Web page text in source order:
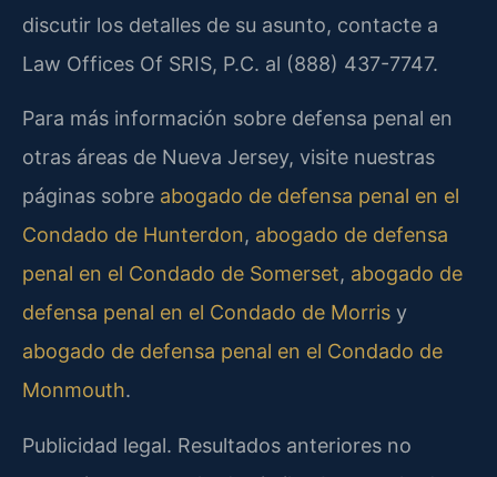
discutir los detalles de su asunto, contacte a
Law Offices Of SRIS, P.C. al (888) 437-7747.
Para más información sobre defensa penal en
otras áreas de Nueva Jersey, visite nuestras
páginas sobre abogado de defensa penal en el
Condado de Hunterdon, abogado de defensa
penal en el Condado de Somerset, abogado de
defensa penal en el Condado de Morris y
abogado de defensa penal en el Condado de
Monmouth.
Publicidad legal. Resultados anteriores no